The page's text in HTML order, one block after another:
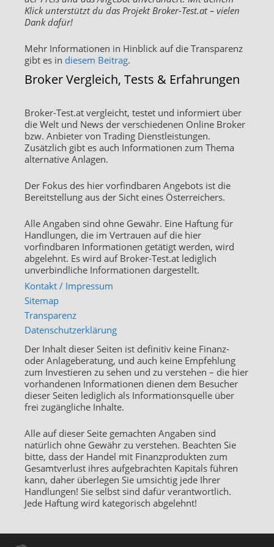
Klick unterstützt du das Projekt Broker-Test.at – vielen
Dank dafür!
Mehr Informationen in Hinblick auf die Transparenz
gibt es in diesem Beitrag.
Broker Vergleich, Tests & Erfahrungen
Broker-Test.at vergleicht, testet und informiert über
die Welt und News der verschiedenen Online Broker
bzw. Anbieter von Trading Dienstleistungen.
Zusätzlich gibt es auch Informationen zum Thema
alternative Anlagen.
Der Fokus des hier vorfindbaren Angebots ist die
Bereitstellung aus der Sicht eines Österreichers.
Alle Angaben sind ohne Gewähr. Eine Haftung für
Handlungen, die im Vertrauen auf die hier
vorfindbaren Informationen getätigt werden, wird
abgelehnt. Es wird auf Broker-Test.at lediglich
unverbindliche Informationen dargestellt.
Kontakt / Impressum
Sitemap
Transparenz
Datenschutzerklärung
Der Inhalt dieser Seiten ist definitiv keine Finanz-
oder Anlageberatung, und auch keine Empfehlung
zum Investieren zu sehen und zu verstehen – die hier
vorhandenen Informationen dienen dem Besucher
dieser Seiten lediglich als Informationsquelle über
frei zugängliche Inhalte.
Alle auf dieser Seite gemachten Angaben sind
natürlich ohne Gewähr zu verstehen. Beachten Sie
bitte, dass der Handel mit Finanzprodukten zum
Gesamtverlust ihres aufgebrachten Kapitals führen
kann, daher überlegen Sie umsichtig jede Ihrer
Handlungen! Sie selbst sind dafür verantwortlich.
Jede Haftung wird kategorisch abgelehnt!